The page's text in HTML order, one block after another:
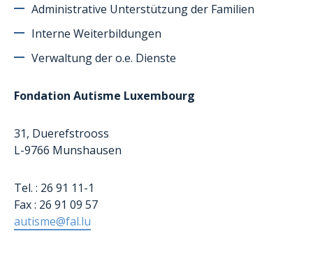
Team
Administrative Unterstützung der Familien
Interne Weiterbildungen
Verwaltung der o.e. Dienste
Fondation Autisme Luxembourg
31, Duerefstrooss
L-9766 Munshausen
Tel. : 26 91 11-1
Fax : 26 91 09 57
autisme@fal.lu